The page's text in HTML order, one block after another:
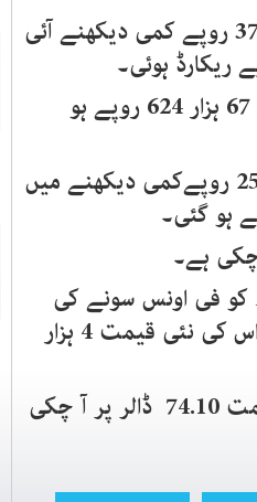
اس کے ساتھ 10 گرام سونے کی قیمت میں بھی 7 ہزار 373 روپے کمی دیکھنے آئی
اسی طرح 22 قیراط سونے کے 10 گرام کی قیمت 3 لاکھ 67 ہزار 624 روپے ہو
دوسری جانب بدھ کو فی تولہ چاندی کی قیمت میں 259 روپےکمی دیکھنے میں
کو فی اونس سونے کی
قیمت میں 86 ڈالر کمی ریکارڈ ہوئی ہے، جس کے بعد اس کی نئی قیمت 4 ہزار
اس طرح عالمی مارکیٹ میں فی اونس چاندی کی نئی قیمت 74.10 ڈالر پر آ چکی